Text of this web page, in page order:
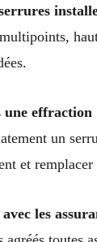
une effraction
un
et remplacer
les